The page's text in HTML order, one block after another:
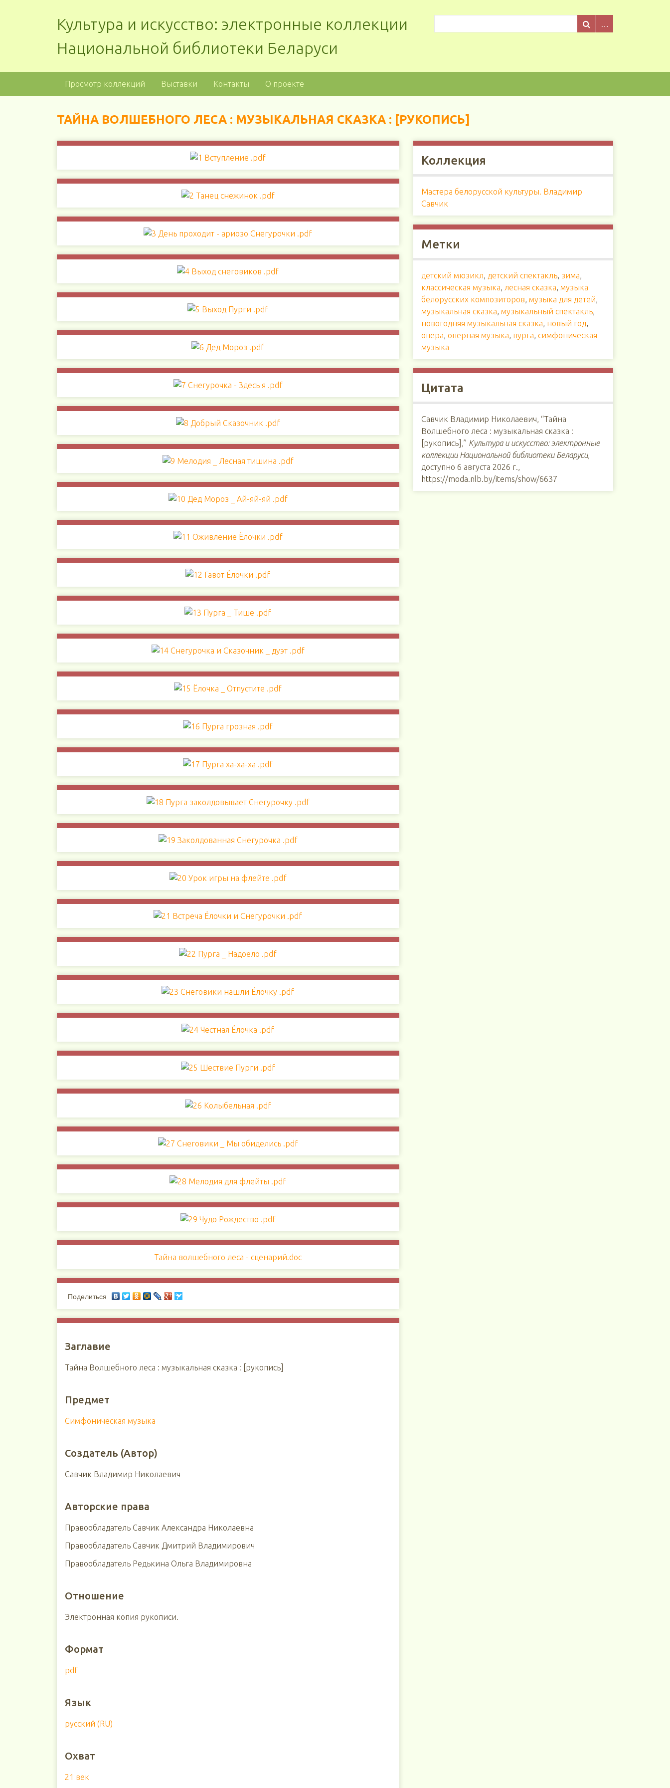
Культура и искусство: электронные коллекции
Национальной библиотеки Беларуси
Просмотр коллекций Выставки Контакты О проекте
ТАЙНА ВОЛШЕБНОГО ЛЕСА : МУЗЫКАЛЬНАЯ СКАЗКА : [РУКОПИСЬ]
Тайна волшебного леса - сценарий.doc
Поделиться
Заглавие
Тайна Волшебного леса : музыкальная сказка : [рукопись]
Предмет
Симфоническая музыка
Создатель (Автор)
Савчик Владимир Николаевич
Авторские права
Правообладатель Савчик Александра Николаевна
Правообладатель Савчик Дмитрий Владимирович
Правообладатель Редькина Ольга Владимировна
Отношение
Электронная копия рукописи.
Формат
pdf
Язык
русский (RU)
Охват
21 век
Коллекция
Мастера белорусской культуры. Владимир
Савчик
Метки
детский мюзикл, детский спектакль, зима,
классическая музыка, лесная сказка, музыка
белорусских композиторов, музыка для детей,
музыкальная сказка, музыкальный спектакль,
новогодняя музыкальная сказка, новый год,
опера,оперная музыка, пурга,симфоническая
музыка
Цитата
Савчик Владимир Николаевич, “Тайна
Волшебного леса : музыкальная сказка :
[рукопись],” Культура и искусство: электронные
коллекции Национальной библиотеки Беларуси,
доступно 6 августа 2026 г.,
https://moda.nlb.by/items/show/6637